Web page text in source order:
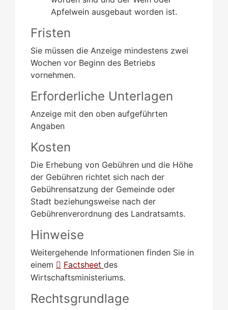
Apfelwein ausgebaut worden ist.
Fristen
Sie müssen die Anzeige mindestens zwei
Wochen vor Beginn des Betriebs
vornehmen.
Erforderliche Unterlagen
Anzeige mit den oben aufgeführten
Angaben
Kosten
Die Erhebung von Gebühren und die Höhe
der Gebühren richtet sich nach der
Gebührensatzung der Gemeinde oder
Stadt beziehungsweise nach der
Gebührenverordnung des Landratsamts.
Hinweise
Weitergehende Informationen finden Sie in
einem
Factsheet des
Wirtschaftsministeriums.
Rechtsgrundlage